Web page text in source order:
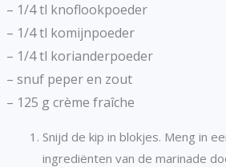
– 1/4tl knoflookpoeder
– 1/4tl komijnpoeder
– 1/4tl korianderpoeder
– snuf peper en zout
– 125 g crème fraîche
Snijd de kip in blokjes. Meng in
ingrediënten van de marinade